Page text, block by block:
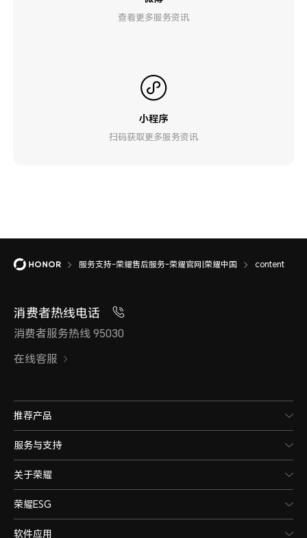
查看更多服务资讯
小程序
扫码获取更多服务资讯
服务支持-荣耀售后服务-荣耀官网|荣耀中国 content
消费者热线电话
消费者服务热线 95030
在线客服
推荐产品
服务与支持
关于荣耀
荣耀ESG
软件应用